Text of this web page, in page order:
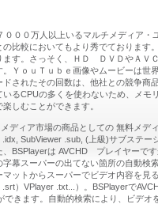
０００万人以上いるマルチメディア
比較においてもより秀でておりま
す。さっそく、ＨＤ ＤＶＤやＡＶ
ＹｏｕＴｕｂｅ画像やムービーは
されたその回数は、他社との競争
るCPUの多くを使わないため、メ
しむことができます。
ディア市場の商品としての 無料メデ
SubViewer .sub, (上級)サブステ
BSPlayerは AVCHD プレイヤーで
幕スーパーの出てない箇所の自動
ットからスーパーでビデオ内容を
）VPlayer .txt...）。BSPlayerで
できます。自動的検索により、ビデ